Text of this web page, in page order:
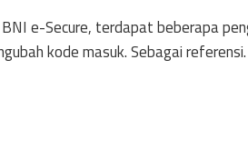
e-Secure, terdapat beberapa
kode masuk. Sebagai referensi.